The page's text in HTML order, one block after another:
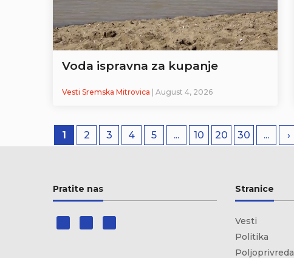
Voda ispravna za kupanje
Vesti Sremska Mitrovica | August 4, 2026
1 2 3 4 5 ... 10 20 30 ... ›
Pratite nas Stranice
Vesti
Politika
Poljoprivreda